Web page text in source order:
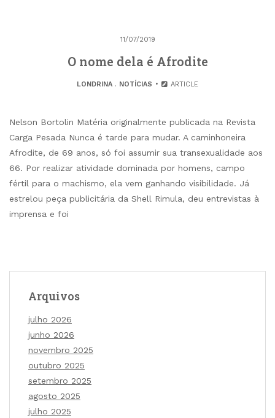
11/07/2019
O nome dela é Afrodite
LONDRINA. NOTÍCIAS ARTICLE
Nelson Bortolin Matéria originalmente publicada na Revista
Carga Pesada Nunca é tarde para mudar. A caminhoneira
Afrodite, de 69 anos, só foi assumir sua transexualidade aos
66. Por realizar atividade dominada por homens, campo
fértil para o machismo, ela vem ganhando visibilidade. Já
estrelou peça publicitária da Shell Rimula, deu entrevistas à
imprensa e foi
Arquivos
julho 2026
junho 2026
novembro 2025
outubro 2025
setembro 2025
agosto 2025
julho 2025